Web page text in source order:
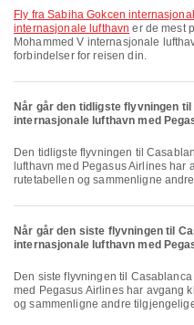
fly fra Sabiha Gokcen internasjonale lufthavn til Casablanca Mohammed V
internasjonale lufthavn er de mest
Mohammed V internasjonale
forbindelser for reisen din.
Når går den tidligste flyvningen
internasjonale lufthavn med
Den tidligste flyvningen til Casablanca Mohammed V internasjonale
lufthavn med Pegasus Airlines har
rutetabellen og sammenligne
Når går den siste flyvningen til
internasjonale lufthavn med
Den siste flyvningen til Casablanca Mohammed V internasjonale lufthavn
med Pegasus Airlines har avgang
og sammenligne andre